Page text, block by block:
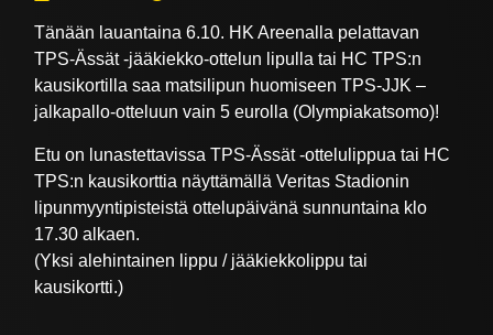
Tänään lauantaina 6.10. HK Areenalla pelattavan
TPS-Ässät -jääkiekko-ottelun lipulla tai HC TPS:n
kausikortilla saa matsilipun huomiseen TPS-JJK –
jalkapallo-otteluun vain 5 eurolla (Olympiakatsomo)!
Etu on lunastettavissa TPS-Ässät -ottelulippua tai HC
TPS:n kausikorttia näyttämällä Veritas Stadionin
lipunmyyntipisteistä ottelupäivänä sunnuntaina klo
17.30 alkaen.
(Yksi alehintainen lippu / jääkiekkolippu tai
kausikortti.)